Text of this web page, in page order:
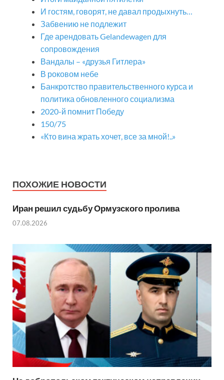
И гостям, говорят, не давал продыхнуть…
Забвению не подлежит
Где арендовать Gelandewagen для
сопровождения
Вандалы – «друзья Гитлера»
В роковом небе
Банкротство правительственного курса и
политика обновленного социализма
2020-й помнит Победу
150/75
«Кто вина жрать хочет, все за мной!..»
ПОХОЖИЕ НОВОСТИ
Иран решил судьбу Ормузского пролива
07.08.2026